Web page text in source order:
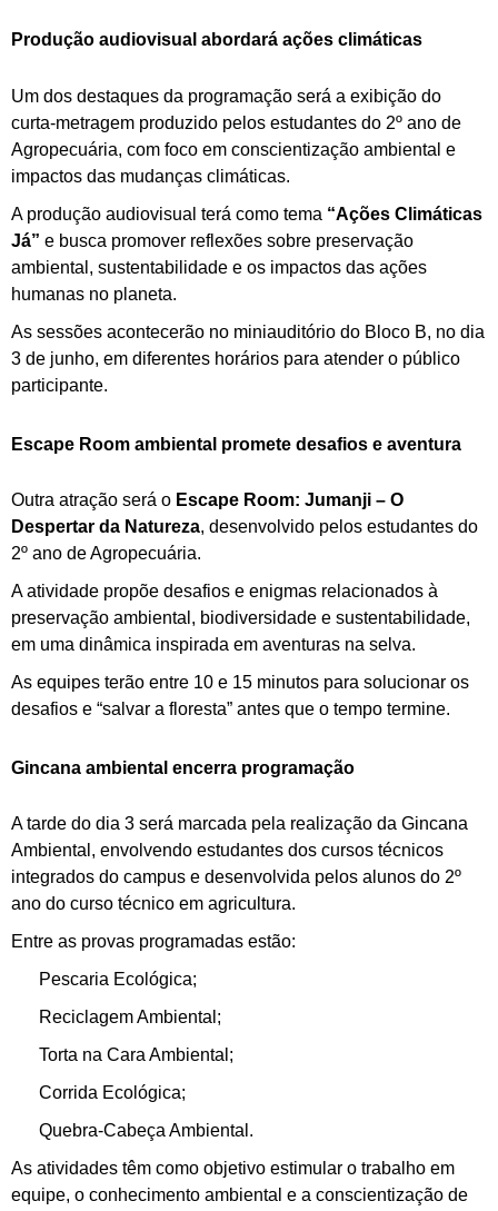
Produção audiovisual abordará ações climáticas
Um dos destaques da programação será a exibição do
curta-metragem produzido pelos estudantes do 2º ano de
Agropecuária, com foco em conscientização ambiental e
impactos das mudanças climáticas.
A produção audiovisual terá como tema “Ações Climáticas
Já” e busca promover reflexões sobre preservação
ambiental, sustentabilidade e os impactos das ações
humanas no planeta.
As sessões acontecerão no miniauditório do Bloco B, no dia
3 de junho, em diferentes horários para atender o público
participante.
Escape Room ambiental promete desafios e aventura
Outra atração será o Escape Room: Jumanji – O
Despertar da Natureza, desenvolvido pelos estudantes do
2º ano de Agropecuária.
A atividade propõe desafios e enigmas relacionados à
preservação ambiental, biodiversidade e sustentabilidade,
em uma dinâmica inspirada em aventuras na selva.
As equipes terão entre 10 e 15 minutos para solucionar os
desafios e “salvar a floresta” antes que o tempo termine.
Gincana ambiental encerra programação
A tarde do dia 3 será marcada pela realização da Gincana
Ambiental, envolvendo estudantes dos cursos técnicos
integrados do campus e desenvolvida pelos alunos do 2º
ano do curso técnico em agricultura.
Entre as provas programadas estão:
Pescaria Ecológica;
Reciclagem Ambiental;
Torta na Cara Ambiental;
Corrida Ecológica;
Quebra-Cabeça Ambiental.
As atividades têm como objetivo estimular o trabalho em
equipe, o conhecimento ambiental e a conscientização de